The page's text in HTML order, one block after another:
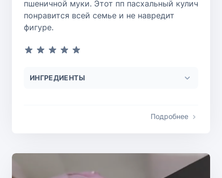
пшеничной муки. Этот пп пасхальный кулич
понравится всей семье и не навредит
фигуре.
ИНГРЕДИЕНТЫ
Подробнее